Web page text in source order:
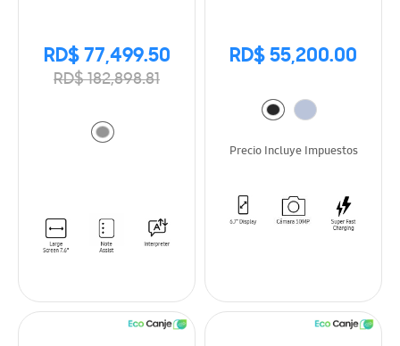
RD$ 77,499.50
RD$ 182,898.81
RD$ 55,200.00
Precio Incluye Impuestos